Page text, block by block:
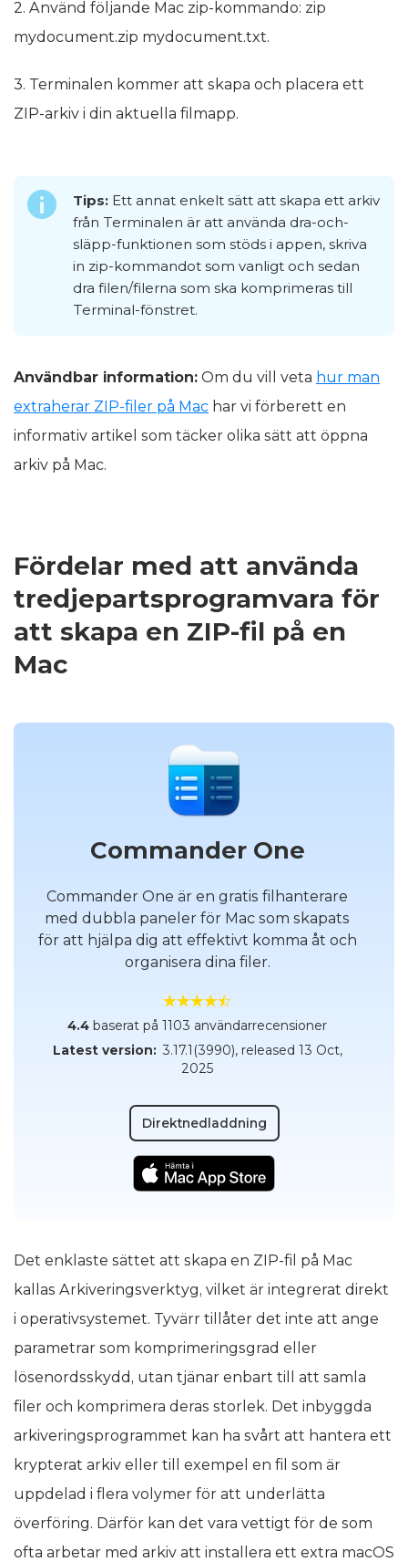
2. Använd följande Mac zip-kommando: zip
mydocument.zip mydocument.txt.
3. Terminalen kommer att skapa och placera ett
ZIP-arkiv i din aktuella filmapp.
Tips: Ett annat enkelt sätt att skapa ett arkiv
från Terminalen är att använda dra-och-
släpp-funktionen som stöds i appen, skriva
in zip-kommandot som vanligt och sedan
dra filen/filerna som ska komprimeras till
Terminal-fönstret.
Användbar information: Om du vill veta hur man
extraherar ZIP-filer på Mac har vi förberett en
informativ artikel som täcker olika sätt att öppna
arkiv på Mac.
Fördelar med att använda
tredjepartsprogramvara för
att skapa en ZIP-fil på en
Mac
Commander One
Commander One är en gratis filhanterare
med dubbla paneler för Mac som skapats
för att hjälpa dig att effektivt komma åt och
organisera dina filer.
4.4 baserat på 1103 användarrecensioner
Latest version: 3.17.1(3990), released 13 Oct,
2025
Direktnedladdning
Det enklaste sättet att skapa en ZIP-fil på Mac
kallas Arkiveringsverktyg, vilket är integrerat direkt
i operativsystemet. Tyvärr tillåter det inte att ange
parametrar som komprimeringsgrad eller
lösenordsskydd, utan tjänar enbart till att samla
filer och komprimera deras storlek. Det inbyggda
arkiveringsprogrammet kan ha svårt att hantera ett
krypterat arkiv eller till exempel en fil som är
uppdelad i flera volymer för att underlätta
överföring. Därför kan det vara vettigt för de som
ofta arbetar med arkiv att installera ett extra macOS